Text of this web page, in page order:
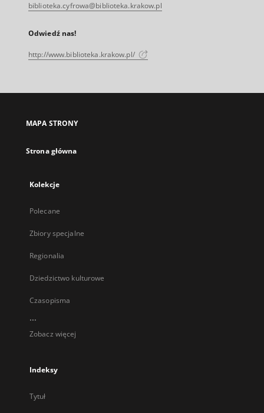
biblioteka.cyfrowa@biblioteka.krakow.pl
Odwiedź nas!
http://www.biblioteka.krakow.pl/
MAPA STRONY
Strona główna
Kolekcje
Polecane
Zbiory specjalne
Regionalia
Dziedzictwo kulturowe
Czasopisma
...
Zobacz więcej
Indeksy
Tytuł